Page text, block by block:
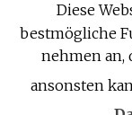
All rights
Diese
bestmögliche
nehmen an,
ansonsten